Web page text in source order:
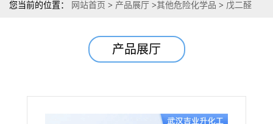
您当前的位置： 网站首页 > 产品展厅 >其他危险化学品 > 戊二醛
产品展厅